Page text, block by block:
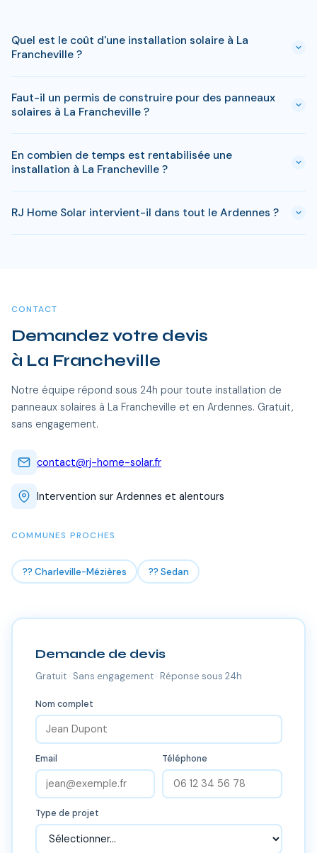
Quel est le coût d'une installation solaire à La
Francheville ?
à 9 kWc). Après les aides disponibles en Ardennes
(MaPrimeRénov', prime autoconsommation, TVA réduite), le
reste à charge peut descendre sous 4 000 € pour une
installation standard de 3 kWc.
Faut-il un permis de construire pour des panneaux
solaires à La Francheville ?
à La Francheville. Si votre bien est classé ou en zone
protégée en Ardennes, des règles spécifiques peuvent
s'appliquer. RJ Home Solar gère toutes ces démarches sans
surcoût.
En combien de temps est rentabilisée une
installation à La Francheville ?
installation. Passe ce delai, chaque kWh produit est gratuit.
Sur 25 ans, une installation de 3 kWc genere des economies
RJ Home Solar intervient-il dans tout le Ardennes ?
CONTACT
Demandez votre devis
à La Francheville
Notre équipe répond sous 24h pour toute installation de
panneaux solaires à La Francheville et en Ardennes. Gratuit,
sans engagement.
contact@rj-home-solar.fr
Intervention sur Ardennes et alentours
COMMUNES PROCHES
?? Charleville-Mézières ?? Sedan
Demande de devis
Gratuit · Sans engagement · Réponse sous 24h
Nom complet
Email Téléphone
Type de projet